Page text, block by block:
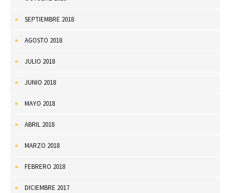
SEPTIEMBRE 2018
AGOSTO 2018
JULIO 2018
JUNIO 2018
MAYO 2018
ABRIL 2018
MARZO 2018
FEBRERO 2018
DICIEMBRE 2017